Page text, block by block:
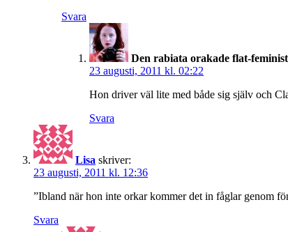
Svara
Den rabiata orakade flat-
23 augusti, 2011 kl. 02:22
Hon driver väl lite med både sig själv och
Svara
Lisa skriver:
23 augusti, 2011 kl. 12:36
”Ibland när hon inte orkar kommer det in fåglar genom
Svara